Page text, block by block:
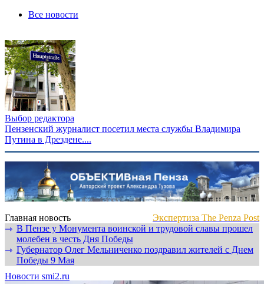
Все новости
Выбор редактора
Пензенский журналист посетил места службы Владимира
Путина в Дрездене....
Главная новость
Экспертиза The Penza Post
⇾ В Пензе у Монумента воинской и трудовой славы прошел
молебен в честь Дня Победы
⇾ Губернатор Олег Мельниченко поздравил жителей с Днем
Победы 9 Мая
Новости smi2.ru